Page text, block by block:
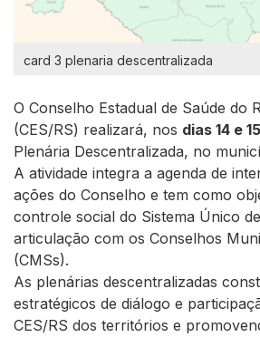
card 3 plenaria descentralizada
O Conselho Estadual de Saúde do
(CES/RS) realizará, nos dias 14 e
Plenária Descentralizada, no
A atividade integra a agenda de
ações do Conselho e tem como
controle social do Sistema Único
articulação com os Conselhos
(CMSs).
As plenárias descentralizadas
estratégicos de diálogo e
CES/RS dos territórios e